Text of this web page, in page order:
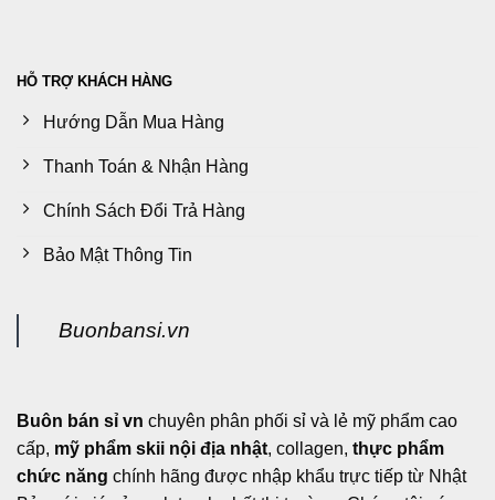
HỖ TRỢ KHÁCH HÀNG
Hướng Dẫn Mua Hàng
Thanh Toán & Nhận Hàng
Chính Sách Đổi Trả Hàng
Bảo Mật Thông Tin
Buonbansi.vn
Buôn bán sỉ vn chuyên phân phối sỉ và lẻ mỹ phẩm cao
cấp, mỹ phẩm skii nội địa nhật, collagen, thực phẩm
chức năng chính hãng được nhập khẩu trực tiếp từ Nhật